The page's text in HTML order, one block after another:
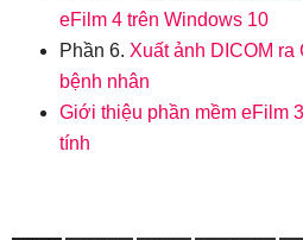
eFilm 4 trên Windows 10
Phần 6. Xuất ảnh DICOM ra
bệnh nhân
Giới thiệu phần mềm eFilm
tính